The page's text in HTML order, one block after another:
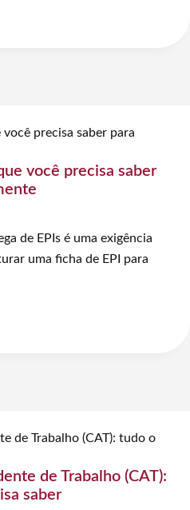
você precisa saber
de EPIs é uma exigência
uma ficha de EPI para
de Trabalho (CAT):
saber